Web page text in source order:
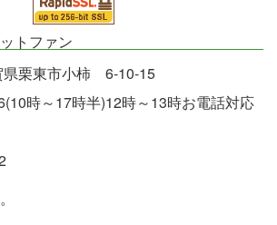
トファン
栗東市小柿 6-10-15
時～17時半)12時～13時お電話対応